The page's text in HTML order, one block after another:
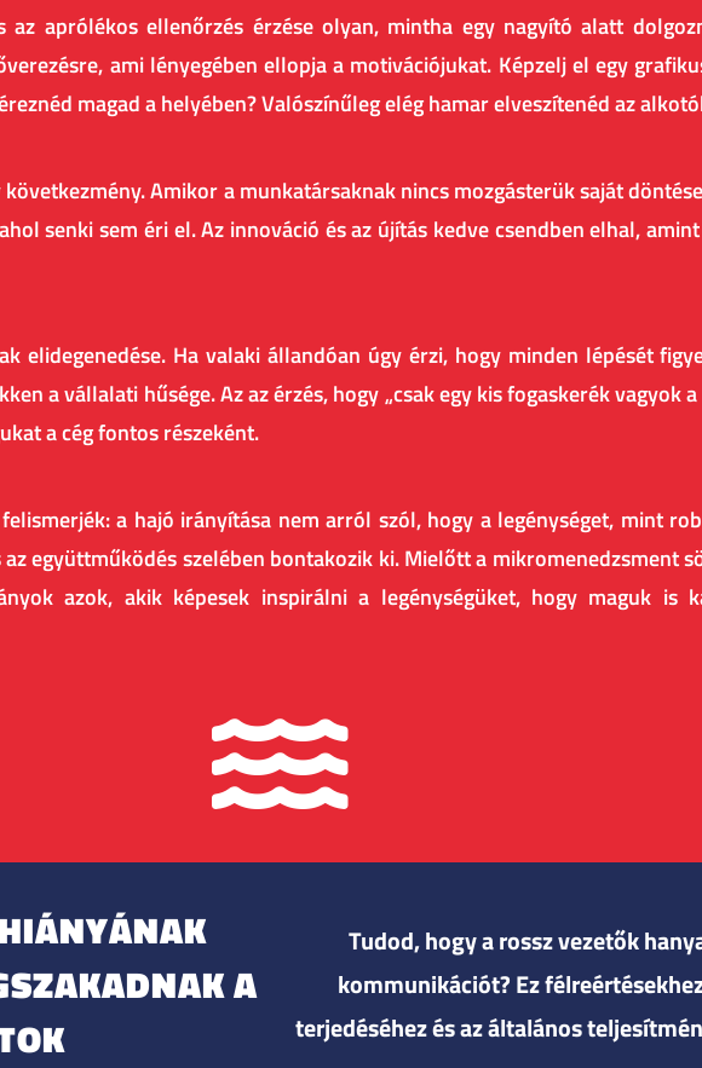
aprólékos ellenőrzés érzése olyan, mintha egy nagyító alatt
ami lényegében ellopja a motivációjukat. Képzelj el egy
magad a helyében? Valószínűleg elég hamar elveszítenéd az
Amikor a munkatársaknak nincs mozgásterük saját
senki sem éri el. Az innováció és az újítás kedve csendben elhal,
elidegenedése. Ha valaki állandóan úgy érzi, hogy minden lépését
a vállalati hűsége. Az az érzés, hogy „csak egy kis fogaskerék vagyok
a cég fontos részeként.
a hajó irányítása nem arról szól, hogy a legénységet, mint
együttműködés szelében bontakozik ki. Mielőtt a mikromenedzsment
azok, akik képesek inspirálni a legénységüket, hogy maguk is
A
Tudod, hogy a rossz vezetők
kommunikációt? Ez
terjedéséhez és az általános